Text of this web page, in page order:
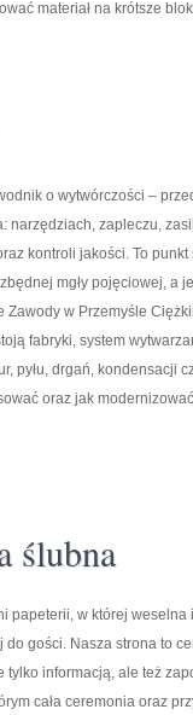
materiał na krótsze
o wytwórczości –
narzędziach, zapleczu,
kontroli jakości. To
mgły pojęciowej,
Zawody w Przemyśle
fabryki, system
pyłu, drgań, kondensacji
oraz jak
ślubna
papeterii, w której
do gości. Nasza strona to
tylko informacją, ale też
cała ceremonia oraz